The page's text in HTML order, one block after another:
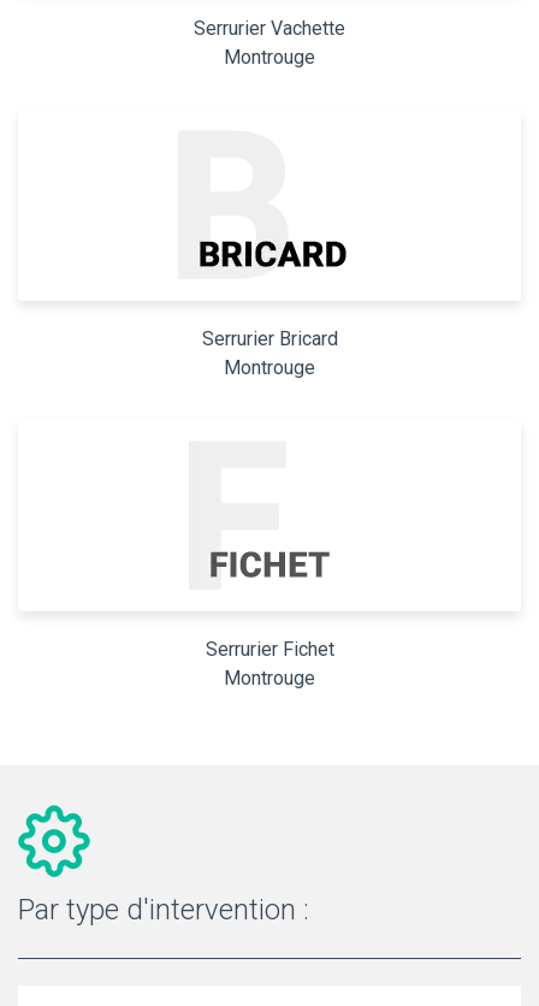
Serrurier Vachette
Montrouge
Serrurier Bricard
Montrouge
Serrurier Fichet
Montrouge
Par type d'intervention :